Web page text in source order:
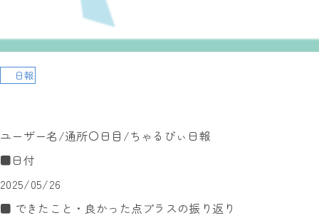
日報
ユーザー名/通所〇日目/ちゃるびぃ日報
■日付
2025/05/26
■ できたこと・良かった点プラスの振り返り